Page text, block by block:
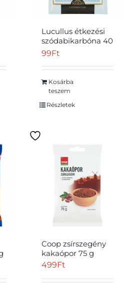
Lucullus étkezési
szódabikarbóna 40
g
99Ft
Kosárba
teszem
Részletek
Coop zsírszegény
kakaópor 75 g
499Ft